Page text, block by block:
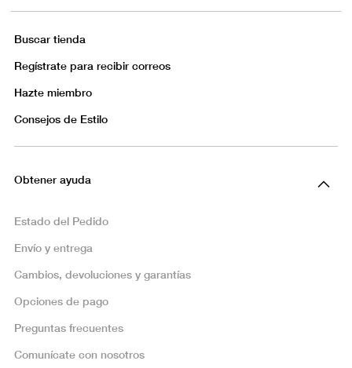
Buscar tienda
Regístrate para recibir correos
Hazte miembro
Consejos de Estilo
Obtener ayuda
Estado del Pedido
Envío y entrega
Cambios, devoluciones y garantías
Opciones de pago
Preguntas frecuentes
Comunícate con nosotros